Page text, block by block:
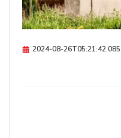
2024-08-